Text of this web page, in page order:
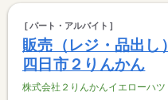
パート・アルバイト
販売（レジ・品出し
四日市２りんかん
株式会社２りんかんイエローハツ